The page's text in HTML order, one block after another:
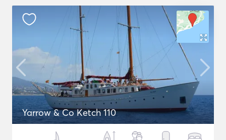
Yarrow & Co Ketch 110